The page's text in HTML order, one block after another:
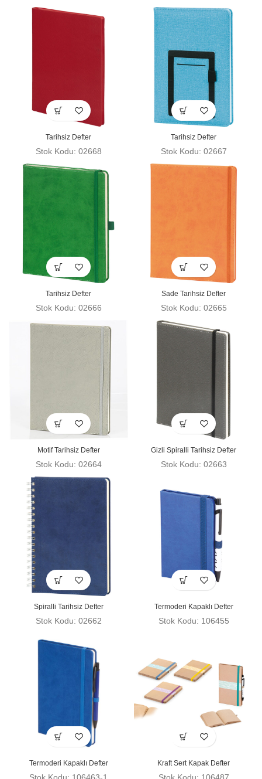
Tarihsiz Defter
Stok Kodu: 02668
Tarihsiz Defter
Stok Kodu: 02667
Tarihsiz Defter
Stok Kodu: 02666
Sade Tarihsiz Defter
Stok Kodu: 02665
Motif Tarihsiz Defter
Stok Kodu: 02664
Gizli Spiralli Tarihsiz Defter
Stok Kodu: 02663
Spiralli Tarihsiz Defter
Stok Kodu: 02662
Termoderi Kapaklı Defter
Stok Kodu: 106455
Termoderi Kapaklı Defter Kraft Sert Kapak Defter